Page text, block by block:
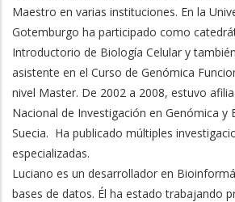
Maestro en varias instituciones. En la
Gotemburgo ha participado como
Introductorio de Biología Celular y
asistente en el Curso de Genómica
nivel Master. De 2002 a 2008, estuvo
Nacional de Investigación en Genómica y
Suecia. Ha publicado múltiples
especializadas.
Luciano es un desarrollador en
bases de datos. Él ha estado trabajando